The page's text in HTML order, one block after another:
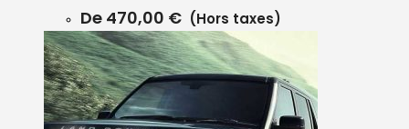
De 470,00 € (Hors taxes)